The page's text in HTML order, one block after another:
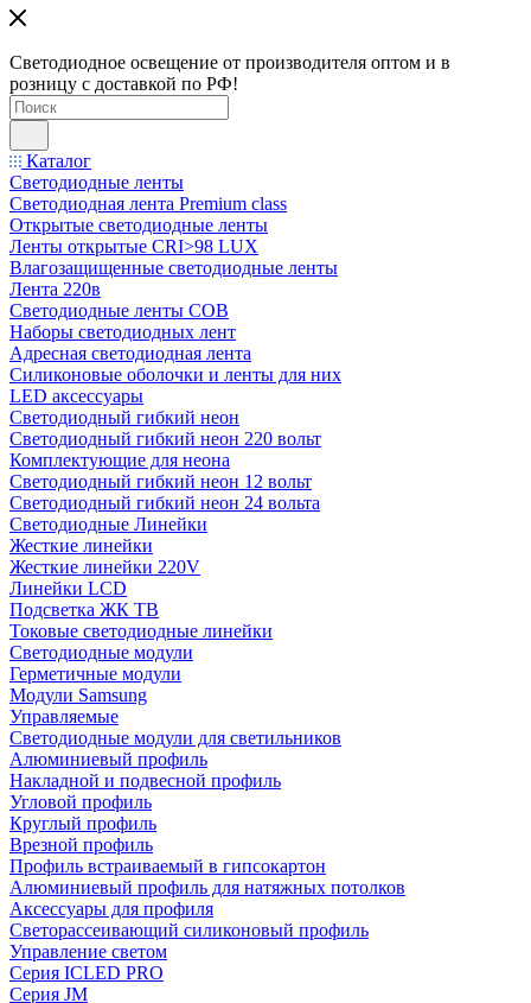
Светодиодное освещение от производителя оптом и в
розницу с доставкой по РФ!
Каталог
Светодиодные ленты
Светодиодная лента Premium class
Открытые светодиодные ленты
Ленты открытые CRI>98 LUX
Влагозащищенные светодиодные ленты
Лента 220в
Светодиодные ленты COB
Наборы светодиодных лент
Адресная светодиодная лента
Силиконовые оболочки и ленты для них
LED аксессуары
Светодиодный гибкий неон
Светодиодный гибкий неон 220 вольт
Комплектующие для неона
Светодиодный гибкий неон 12 вольт
Светодиодный гибкий неон 24 вольта
Светодиодные Линейки
Жесткие линейки
Жесткие линейки 220V
Линейки LCD
Подсветка ЖК ТВ
Токовые светодиодные линейки
Светодиодные модули
Герметичные модули
Модули Samsung
Управляемые
Светодиодные модули для светильников
Алюминиевый профиль
Накладной и подвесной профиль
Угловой профиль
Круглый профиль
Врезной профиль
Профиль встраиваемый в гипсокартон
Алюминиевый профиль для натяжных потолков
Аксессуары для профиля
Светорассеивающий силиконовый профиль
Управление светом
Серия ICLED PRO
Серия JM